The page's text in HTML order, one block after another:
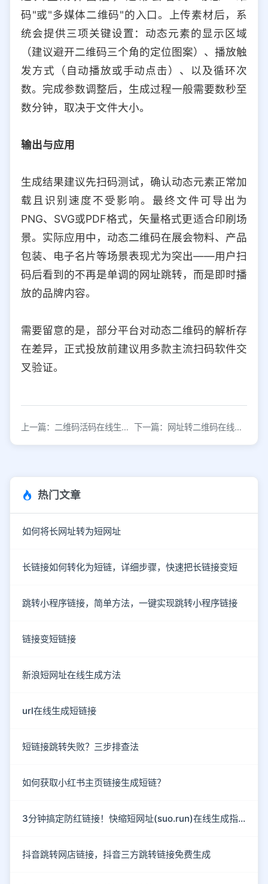
码"或"多媒体二维码"的入口。上传素材后，系
统会提供三项关键设置：动态元素的显示区域
（建议避开二维码三个角的定位图案）、播放触
发方式（自动播放或手动点击）、以及循环次
数。完成参数调整后，生成过程一般需要数秒至
数分钟，取决于文件大小。
输出与应用
生成结果建议先扫码测试，确认动态元素正常加
载且识别速度不受影响。最终文件可导出为
PNG、SVG或PDF格式，矢量格式更适合印刷场
景。实际应用中，动态二维码在展会物料、产品
包装、电子名片等场景表现尤为突出——用户扫
码后看到的不再是单调的网址跳转，而是即时播
放的品牌内容。
需要留意的是，部分平台对动态二维码的解析存
在差异，正式投放前建议用多款主流扫码软件交
叉验证。
上一篇：二维码活码在线生成器：让信息传递更智能高效 下一篇：网址转二维码在线生成方法，快速制作可扫描链接
热门文章
如何将长网址转为短网址
长链接如何转化为短链，详细步骤，快速把长链接变短
跳转小程序链接，简单方法，一键实现跳转小程序链接
链接变短链接
新浪短网址在线生成方法
url在线生成短链接
短链接跳转失败？三步排查法
如何获取小红书主页链接生成短链？
3分钟搞定防红链接！快缩短网址(suo.run)在线生成指南
抖音跳转网店链接，抖音三方跳转链接免费生成